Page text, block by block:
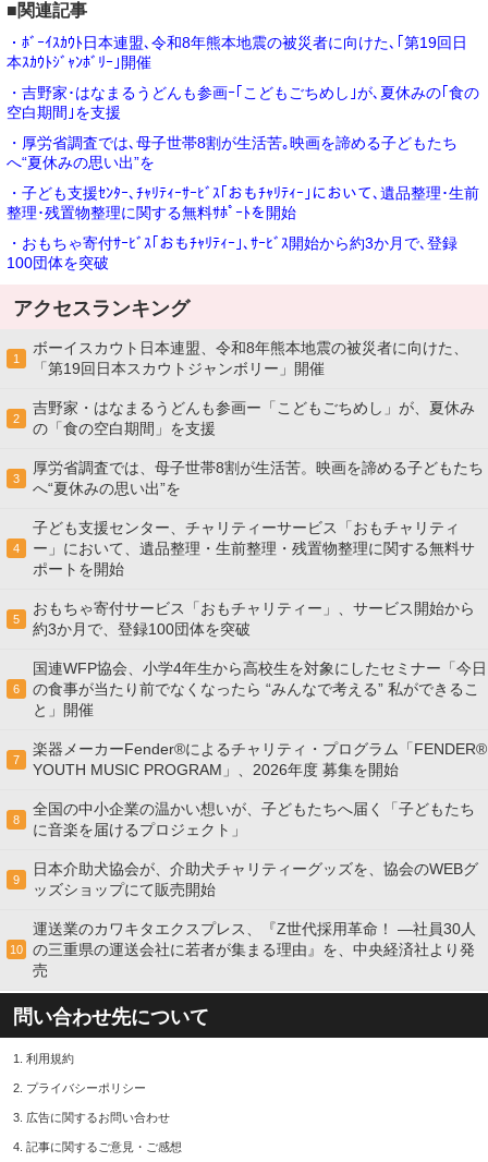
■関連記事
・ﾎﾞｰｲｽｶｳﾄ日本連盟､令和8年熊本地震の被災者に向けた､｢第19回日
本ｽｶｳﾄｼﾞｬﾝﾎﾞﾘｰ｣開催
・吉野家･はなまるうどんも参画ｰ｢こどもごちめし｣が､夏休みの｢食の
空白期間｣を支援
・厚労省調査では､母子世帯8割が生活苦｡映画を諦める子どもたち
へ“夏休みの思い出”を
・子ども支援ｾﾝﾀｰ､ﾁｬﾘﾃｨｰｻｰﾋﾞｽ｢おもﾁｬﾘﾃｨｰ｣において､遺品整理･生前
整理･残置物整理に関する無料ｻﾎﾟｰﾄを開始
・おもちゃ寄付ｻｰﾋﾞｽ｢おもﾁｬﾘﾃｨｰ｣､ｻｰﾋﾞｽ開始から約3か月で､登録
100団体を突破
アクセスランキング
1
ボーイスカウト日本連盟、令和8年熊本地震の被災者に向けた、
「第19回日本スカウトジャンボリー」開催
2
吉野家・はなまるうどんも参画ー「こどもごちめし」が、夏休み
の「食の空白期間」を支援
3
厚労省調査では、母子世帯8割が生活苦。映画を諦める子どもたち
へ“夏休みの思い出”を
4
子ども支援センター、チャリティーサービス「おもチャリティ
ー」において、遺品整理・生前整理・残置物整理に関する無料サ
ポートを開始
5
おもちゃ寄付サービス「おもチャリティー」、サービス開始から
約3か月で、登録100団体を突破
6
国連WFP協会、小学4年生から高校生を対象にしたセミナー「今日
の食事が当たり前でなくなったら “みんなで考える” 私ができるこ
と」開催
7
楽器メーカーFender®によるチャリティ・プログラム「FENDER®︎
YOUTH MUSIC PROGRAM」、2026年度 募集を開始
8
全国の中小企業の温かい想いが、子どもたちへ届く「子どもたち
に音楽を届けるプロジェクト」
9
日本介助犬協会が、介助犬チャリティーグッズを、協会のWEBグ
ッズショップにて販売開始
10
運送業のカワキタエクスプレス、『Z世代採用革命！ ―社員30人
の三重県の運送会社に若者が集まる理由』を、中央経済社より発
売
問い合わせ先について
1. 利用規約
2. プライバシーポリシー
3. 広告に関するお問い合わせ
4. 記事に関するご意見・ご感想